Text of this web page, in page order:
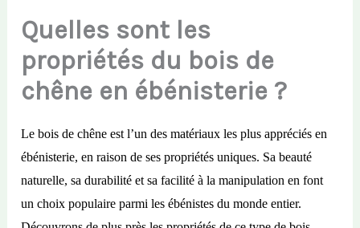
Quelles sont les
propriétés du bois de
chêne en ébénisterie ?
Le bois de chêne est l’un des matériaux les plus appréciés en
ébénisterie, en raison de ses propriétés uniques. Sa beauté
naturelle, sa durabilité et sa facilitéà la manipulation en font
un choix populaire parmi les ébénistes du monde entier.